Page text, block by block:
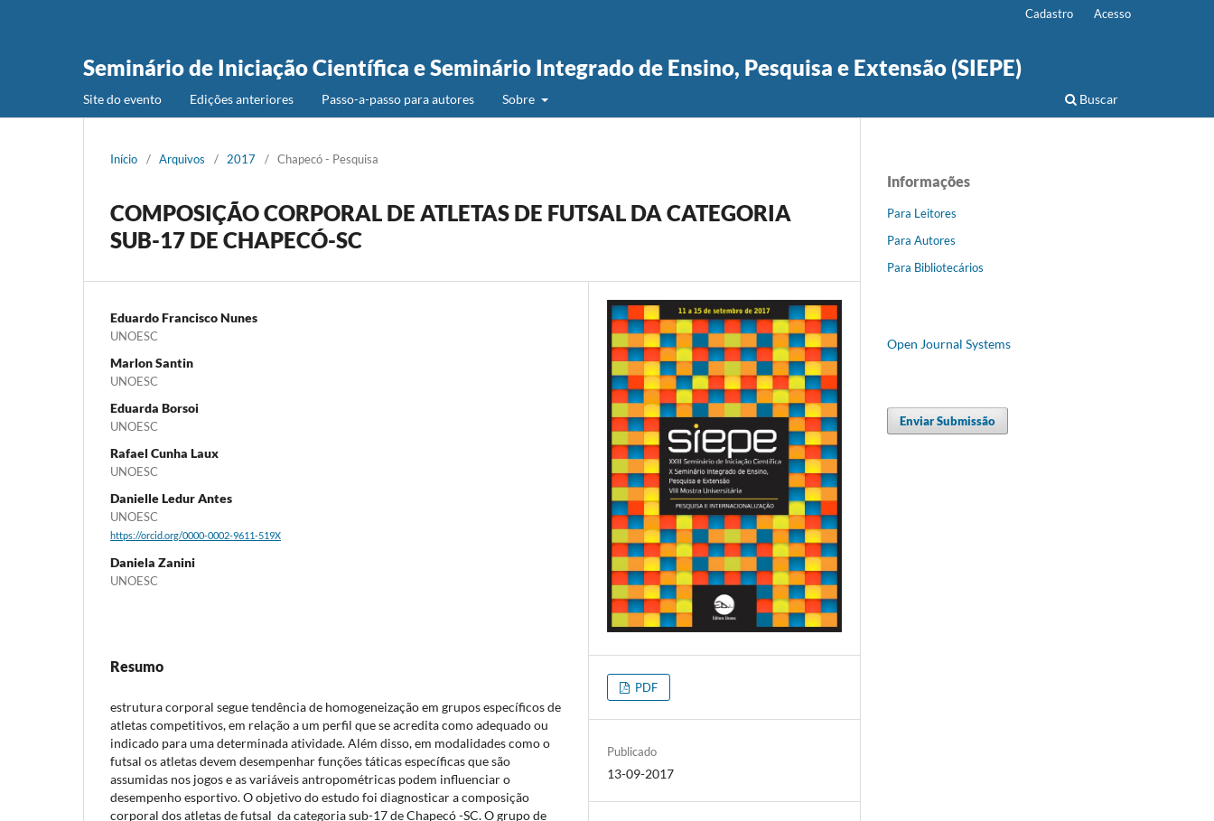
Seminário de Iniciação Científica e Seminário Integrado de Ensino, Pesquisa e Extensão (SIEPE)
Site do evento Edições anteriores Passo-a-passo para autores Sobre Buscar
Cadastro Acesso
Início / Arquivos / 2017 / Chapecó - Pesquisa
COMPOSIÇÃO CORPORAL DE ATLETAS DE FUTSAL DA CATEGORIA
SUB-17 DE CHAPECÓ-SC
Eduardo Francisco Nunes
UNOESC
Marlon Santin
UNOESC
Eduarda Borsoi
UNOESC
Rafael Cunha Laux
UNOESC
Danielle Ledur Antes
UNOESC
https://orcid.org/0000-0002-9611-519X
Daniela Zanini
UNOESC
Resumo
estrutura corporal segue tendência de homogeneização em grupos específicos de
atletas competitivos, em relação a um perfil que se acredita como adequado ou
indicado para uma determinada atividade. Além disso, em modalidades como o
futsal os atletas devem desempenhar funções táticas específicas que são
assumidas nos jogos e as variáveis antropométricas podem influenciar o
desempenho esportivo. O objetivo do estudo foi diagnosticar a composição
corporal dos atletas de futsal da categoria sub-17 de Chapecó -SC. O grupo de
PDF
Publicado
13-09-2017
Informações
Para Leitores
Para Autores
Para Bibliotecários
Open Journal Systems
Enviar Submissão